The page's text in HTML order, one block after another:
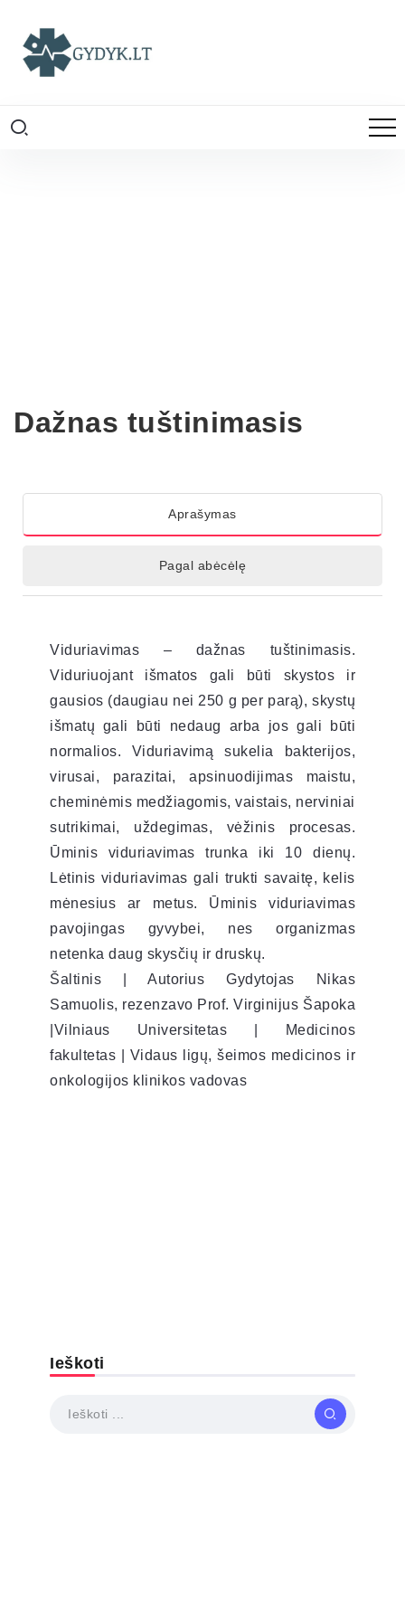
Dažnas tuštinimasis
Aprašymas
Pagal abėcėlę
Viduriavimas – dažnas tuštinimasis.
Viduriuojant išmatos gali būti skystos ir
gausios (daugiau nei 250 g per parą), skystų
išmatų gali būti nedaug arba jos gali būti
normalios. Viduriavimą sukelia bakterijos,
virusai, parazitai, apsinuodijimas maistu,
cheminėmis medžiagomis, vaistais, nerviniai
sutrikimai, uždegimas, vėžinis procesas.
Ūminis viduriavimas trunka iki 10 dienų.
Lėtinis viduriavimas gali trukti savaitę, kelis
mėnesius ar metus. Ūminis viduriavimas
pavojingas gyvybei, nes organizmas
netenka daug skysčių ir druskų.
Šaltinis | Autorius Gydytojas Nikas
Samuolis, rezenzavo Prof. Virginijus Šapoka
|Vilniaus Universitetas | Medicinos
fakultetas | Vidaus ligų, šeimos medicinos ir
onkologijos klinikos vadovas
Ieškoti